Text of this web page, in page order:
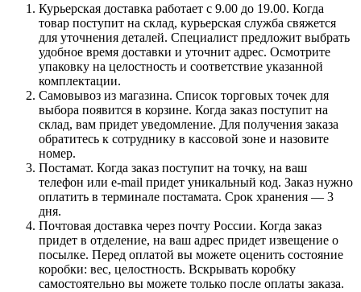
Курьерская доставка работает с 9.00 до 19.00. Когда
товар поступит на склад, курьерская служба свяжется
для уточнения деталей. Специалист предложит выбрать
удобное время доставки и уточнит адрес. Осмотрите
упаковку на целостность и соответствие указанной
комплектации.
Самовывоз из магазина. Список торговых точек для
выбора появится в корзине. Когда заказ поступит на
склад, вам придет уведомление. Для получения заказа
обратитесь к сотруднику в кассовой зоне и назовите
номер.
Постамат. Когда заказ поступит на точку, на ваш
телефон или e-mail придет уникальный код. Заказ нужно
оплатить в терминале постамата. Срок хранения — 3
дня.
Почтовая доставка через почту России. Когда заказ
придет в отделение, на ваш адрес придет извещение о
посылке. Перед оплатой вы можете оценить состояние
коробки: вес, целостность. Вскрывать коробку
самостоятельно вы можете только после оплаты заказа.